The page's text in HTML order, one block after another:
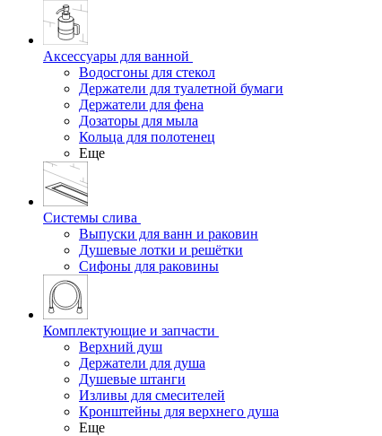
Аксессуары для ванной
Водосгоны для стекол
Держатели для туалетной бумаги
Держатели для фена
Дозаторы для мыла
Кольца для полотенец
Еще
Системы слива
Выпуски для ванн и раковин
Душевые лотки и решётки
Сифоны для раковины
Комплектующие и запчасти
Верхний душ
Держатели для душа
Душевые штанги
Изливы для смесителей
Кронштейны для верхнего душа
Еще